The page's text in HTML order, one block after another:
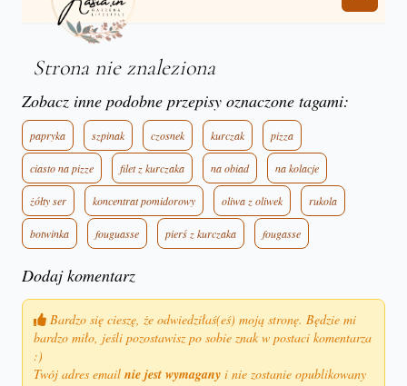
Zobacz inne podobne przepisy oznaczone tagami:
papryka szpinak czosnek kurczak pizza
ciasto na pizze filet z kurczaka na obiad na kolacje
żółty ser koncentrat pomidorowy oliwa z oliwek rukola
botwinka fouguasse pierś z kurczaka fougasse
Dodaj komentarz
Bardzo się cieszę, że odwiedziłaś(eś) moją stronę. Będzie mi
bardzo miło, jeśli pozostawisz po sobie znak w postaci komentarza
:)
Twój adres email nie jest wymagany i nie zostanie opublikowany